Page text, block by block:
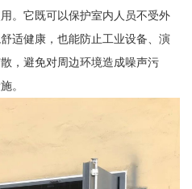
。它既可以保护室内人员不受外
适健康，也能防止工业设备、演
，避免对周边环境造成噪声污
。